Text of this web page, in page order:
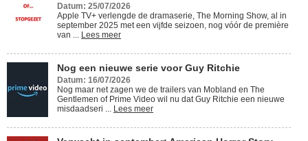
Datum: 25/07/2026
Apple TV+ verlengde de dramaserie, The Morning Show, al in
september 2025 met een vijfde seizoen, nog vóór de première
van ... Lees meer
Nog een nieuwe serie voor Guy Ritchie
Datum: 16/07/2026
Nog maar net zagen we de trailers van Mobland en The
Gentlemen of Prime Video wil nu dat Guy Ritchie een nieuwe
misdaadseri ... Lees meer